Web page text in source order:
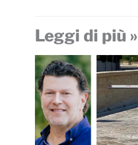
Leggi di più »